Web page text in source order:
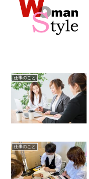
仕事のこと
仕事のこと